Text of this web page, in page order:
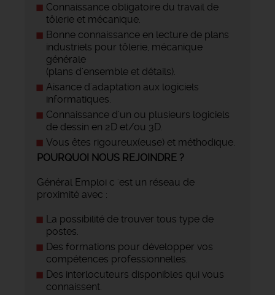
Connaissance obligatoire du travail de
tôlerie et mécanique.
Bonne connaissance en lecture de plans
industriels pour tôlerie, mécanique
générale
(plans d'ensemble et détails).
Aisance d'adaptation aux logiciels
informatiques.
Connaissance d'un ou plusieurs logiciels
de dessin en 2D et/ou 3D.
Vous êtes rigoureux(euse) et méthodique.
POURQUOI NOUS REJOINDRE ?
Général Emploi c 'est un réseau de
proximité avec :
La possibilité de trouver tous type de
postes.
Des formations pour développer vos
compétences professionnelles.
Des interlocuteurs disponibles qui vous
connaissent.